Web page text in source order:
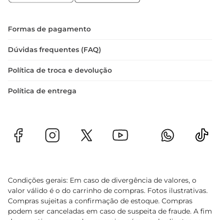
Experiência Cinematográfica e para Jogos:
como o diretor planejou, sem ajustes de textura
aprimorados para uma experiência de alta
qualidade.
GeForce NOW e mergulhe em um universo de
aventuras.
Sustentabilidade:
Formas de pagamento
Dúvidas frequentes (FAQ)
Política de troca e devolução
Política de entrega
Condições gerais: Em caso de divergência de valores, o
valor válido é o do carrinho de compras. Fotos ilustrativas.
Compras sujeitas a confirmação de estoque. Compras
podem ser canceladas em caso de suspeita de fraude. A fim